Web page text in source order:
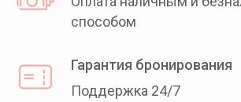
способом
Гарантия бронирования
Поддержка 24/7